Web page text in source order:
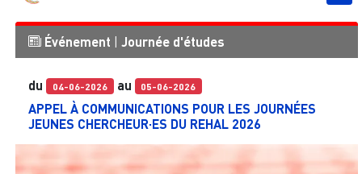
Événement | Journée d'études
du 04-06-2026 au 05-06-2026
APPEL À COMMUNICATIONS POUR LES JOURNÉES
JEUNES CHERCHEUR·ES DU REHAL 2026